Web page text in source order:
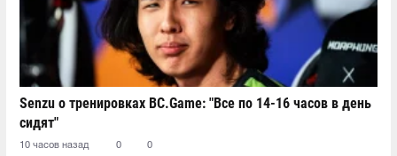
Senzu о тренировках BC.Game: "Все по 14-16 часов в день
сидят"
10 часов назад 0 0